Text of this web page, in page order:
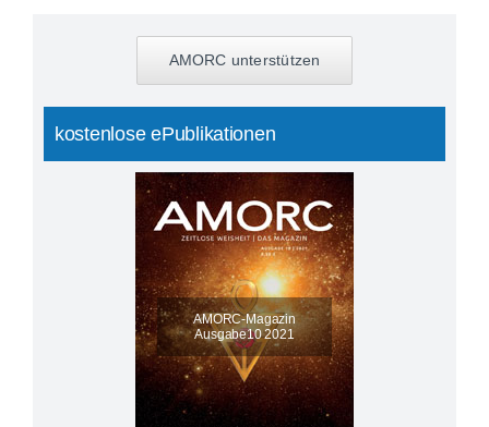
AMORC unterstützen
kostenlose ePublikationen
AMORC-Magazin
Ausgabe10 2021